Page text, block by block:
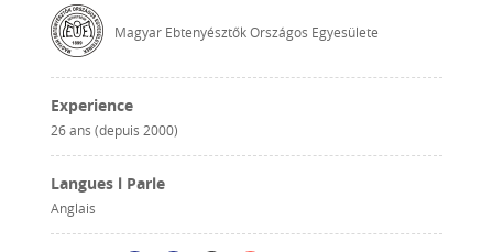
Magyar Ebtenyésztők Országos Egyesülete
Experience
26 ans (depuis 2000)
Langues l Parle
Anglais